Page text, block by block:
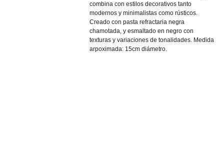
combina con estilos decorativos tanto
modernos y minimalistas como rústicos.
Creado con pasta refractaria negra
chamotada, y esmaltado en negro con
texturas y variaciones de tonalidades. Medida
arpoximada: 15cm diámetro.